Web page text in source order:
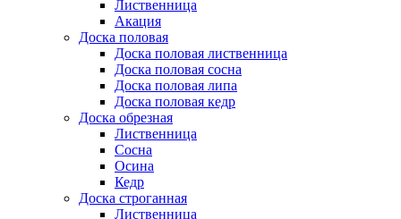
Лиственница
Акация
Доска половая
Доска половая лиственница
Доска половая сосна
Доска половая липа
Доска половая кедр
Доска обрезная
Лиственница
Сосна
Осина
Кедр
Доска строганная
Лиственница